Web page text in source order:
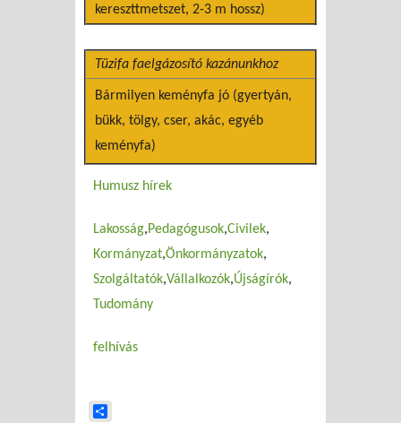
kereszttmetszet, 2-3 m hossz)
Tüzifa faelgázosító kazánunkhoz
Bármilyen keményfa jó (gyertyán,
bükk, tölgy, cser, akác, egyéb
keményfa)
Humusz hírek
Lakosság Pedagógusok Civilek
Kormányzat Önkormányzatok
Szolgáltatók Vállalkozók Újságírók
Tudomány
felhívás